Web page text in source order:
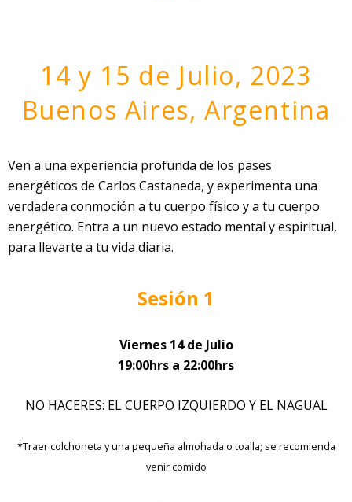
14 y 15 de Julio, 2023
Buenos Aires, Argentina
Ven a una experiencia profunda de los pases
energéticos de Carlos Castaneda, y experimenta una
verdadera conmoción a tu cuerpo físico y a tu cuerpo
energético. Entra a un nuevo estado mental y espiritual,
para llevarte a tu vida diaria.
Sesión 1
Viernes 14 de Julio
19:00hrs a 22:00hrs
NO HACERES: EL CUERPO IZQUIERDO Y EL NAGUAL
*Traer colchoneta y una pequeña almohada o toalla; se recomienda
venir comido